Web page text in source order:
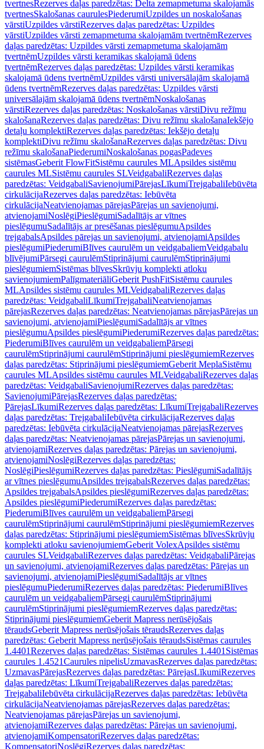
tvertnesRezerves daļas paredzētas: Delta zemapmetuma skalojamās
tvertnesSkalošanas caurulesPiederumiUzpildes un noskalošanas
vārstiUzpildes vārstiRezerves daļas paredzētas: Uzpildes
vārstiUzpildes vārsti zemapmetuma skalojamām tvertnēmRezerves
daļas paredzētas: Uzpildes vārsti zemapmetuma skalojamām
tvertnēmUzpildes vārsti keramikas skalojamā ūdens
tvertnēmRezerves daļas paredzētas: Uzpildes vārsti keramikas
skalojamā ūdens tvertnēmUzpildes vārsti universālajām skalojamā
ūdens tvertnēmRezerves daļas paredzētas: Uzpildes vārsti
universālajām skalojamā ūdens tvertnēmNoskalošanas
vārstiRezerves daļas paredzētas: Noskalošanas vārstiDivu režīmu
skalošanaRezerves daļas paredzētas: Divu režīmu skalošanaIekšējo
detaļu komplektiRezerves daļas paredzētas: Iekšējo detaļu
komplektiDivu režīmu skalošanaRezerves daļas paredzētas: Divu
režīmu skalošanaPiederumiNoskalošanas pogasPadeves
sistēmasGeberit FlowFitSistēmu caurules MLApsildes sistēmu
caurules MLSistēmu caurules SLVeidgabaliRezerves daļas
paredzētas: VeidgabaliSavienojumiPārejasLīkumiTrejgabaliIebūvēta
cirkulācijaRezerves daļas paredzētas: Iebūvēta
cirkulācijaNeatvienojamas pārejasPārejas un savienojumi,
atvienojamiNoslēgiPieslēgumiSadalītājs ar vītnes
pieslēgumuSadalītājs ar presēšanas pieslēgumuApsildes
trejgabalsApsildes pārejas un savienojumi, atvienojamiApsildes
pieslēgumiPiederumiBlīves caurulēm un veidgabaliemVeidgabalu
blīvējumiPārsegi caurulēmStiprinājumi caurulēmStiprinājumi
pieslēgumiemSistēmas blīvesSkrūvju komplekti atloku
savienojumiemPalīgmateriāliGeberit PushFitSistēmu caurules
MLApsildes sistēmu caurules MLVeidgabaliRezerves daļas
paredzētas: VeidgabaliLīkumiTrejgabaliNeatvienojamas
pārejasRezerves daļas paredzētas: Neatvienojamas pārejasPārejas un
savienojumi, atvienojamiPieslēgumiSadalītājs ar vītnes
pieslēgumuApsildes pieslēgumiPiederumiRezerves daļas paredzētas:
PiederumiBlīves caurulēm un veidgabaliemPārsegi
caurulēmStiprinājumi caurulēmStiprinājumi pieslēgumiemRezerves
daļas paredzētas: Stiprinājumi pieslēgumiemGeberit MeplaSistēmu
caurules MLApsildes sistēmu caurules MLVeidgabaliRezerves daļas
paredzētas: VeidgabaliSavienojumiRezerves daļas paredzētas:
SavienojumiPārejasRezerves daļas paredzētas:
PārejasLīkumiRezerves daļas paredzētas: LīkumiTrejgabaliRezerves
daļas paredzētas: TrejgabaliIebūvēta cirkulācijaRezerves daļas
paredzētas: Iebūvēta cirkulācijaNeatvienojamas pārejasRezerves
daļas paredzētas: Neatvienojamas pārejasPārejas un savienojumi,
atvienojamiRezerves daļas paredzētas: Pārejas un savienojumi,
atvienojamiNoslēgiRezerves daļas paredzētas:
NoslēgiPieslēgumiRezerves daļas paredzētas: PieslēgumiSadalītājs
ar vītnes pieslēgumuApsildes trejgabalsRezerves daļas paredzētas:
Apsildes trejgabalsApsildes pieslēgumiRezerves daļas paredzētas:
Apsildes pieslēgumiPiederumiRezerves daļas paredzētas:
PiederumiBlīves caurulēm un veidgabaliemPārsegi
caurulēmStiprinājumi caurulēmStiprinājumi pieslēgumiemRezerves
daļas paredzētas: Stiprinājumi pieslēgumiemSistēmas blīvesSkrūvju
komplekti atloku savienojumiemGeberit VolexApsildes sistēmu
caurules SLVeidgabaliRezerves daļas paredzētas: VeidgabaliPārejas
un savienojumi, atvienojamiRezerves daļas paredzētas: Pārejas un
savienojumi, atvienojamiPieslēgumiSadalītājs ar vītnes
pieslēgumuPiederumiRezerves daļas paredzētas: PiederumiBlīves
caurulēm un veidgabaliemPārsegi caurulēmStiprinājumi
caurulēmStiprinājumi pieslēgumiemRezerves daļas paredzētas:
Stiprinājumi pieslēgumiemGeberit Mapress nerūsējošais
tēraudsGeberit Mapress nerūsējošais tēraudsRezerves daļas
paredzētas: Geberit Mapress nerūsējošais tēraudsSistēmas caurules
1.4401Rezerves daļas paredzētas: Sistēmas caurules 1.4401 Sistēmas
caurules 1.4521Caurules nipelisUzmavasRezerves daļas paredzētas:
UzmavasPārejasRezerves daļas paredzētas: PārejasLīkumiRezerves
daļas paredzētas: LīkumiTrejgabaliRezerves daļas paredzētas:
TrejgabaliIebūvēta cirkulācijaRezerves daļas paredzētas: Iebūvēta
cirkulācijaNeatvienojamas pārejasRezerves daļas paredzētas:
Neatvienojamas pārejasPārejas un savienojumi,
atvienojamiRezerves daļas paredzētas: Pārejas un savienojumi,
atvienojamiKompensatoriRezerves daļas paredzētas:
KompensatoriNoslēgiRezerves daļas paredzētas: